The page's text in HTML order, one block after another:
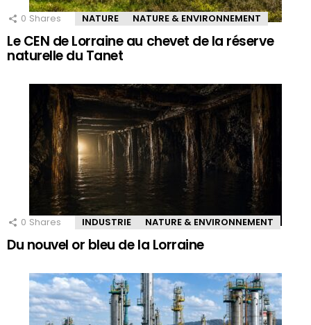
0 Shares NATURE NATURE & ENVIRONNEMENT
Le CEN de Lorraine au chevet de la réserve
naturelle du Tanet
0 Shares INDUSTRIE NATURE & ENVIRONNEMENT
Du nouvel or bleu de la Lorraine